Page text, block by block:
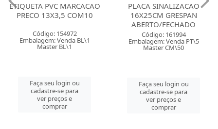
ETIQUETA PVC MARCACAO
PRECO 13X3,5 COM10
Código: 154972
Embalagem: Venda BL\1
Master BL\1
Faça seu login ou
cadastre-se para
ver preços e
comprar
PLACA SINALIZACAO
16X25CM GRESPAN
ABERTO/FECHADO
Código: 161994
Embalagem: Venda PT\5
Master CM\50
Faça seu login ou
cadastre-se para
ver preços e
comprar